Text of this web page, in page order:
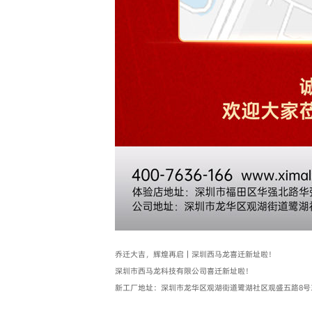
乔迁大吉，辉煌再启｜深圳西马龙喜迁新址啦！
深圳市西马龙科技有限公司喜迁新址啦！
新工厂地址：深圳市龙华区观湖街道鹭湖社区观盛五路8